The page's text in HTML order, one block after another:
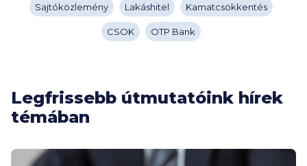
Sajtóközlemény Lakáshitel Kamatcsökkentés
CSOK OTP Bank
Legfrissebb útmutatóink hírek
témában